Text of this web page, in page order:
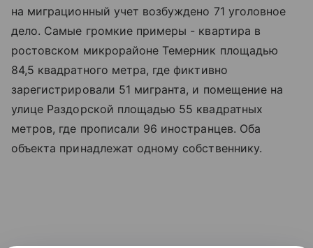
на миграционный учет возбуждено 71 уголовное
дело. Самые громкие примеры - квартира в
ростовском микрорайоне Темерник площадью
84,5 квадратного метра, где фиктивно
зарегистрировали 51 мигранта, и помещение на
улице Раздорской площадью 55 квадратных
метров, где прописали 96 иностранцев. Оба
объекта принадлежат одному собственнику.